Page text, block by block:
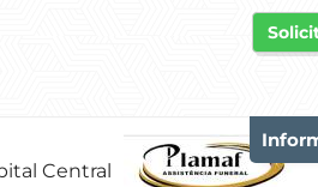
Central